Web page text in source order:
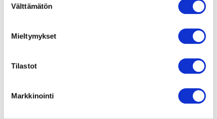
tai vanhempi. Vahvista ikäsi käyttääksesi sivustoa.
valinta
Välttämätön
Mieltymykset
Tilastot
Markkinointi